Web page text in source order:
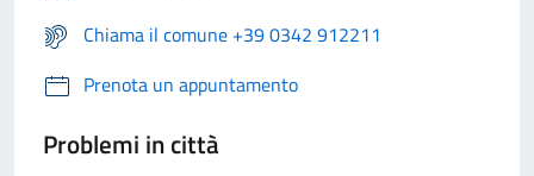
Chiama il comune +39 0342 912211
Prenota un appuntamento
Problemi in città